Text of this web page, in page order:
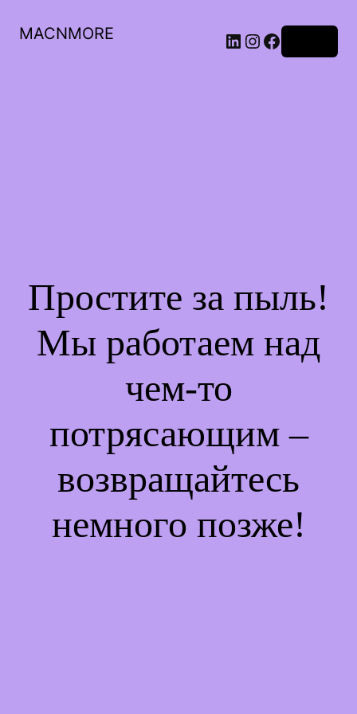
MACNMORE
Простите за пыль!
Мы работаем над
чем-то
потрясающим –
возвращайтесь
немного позже!